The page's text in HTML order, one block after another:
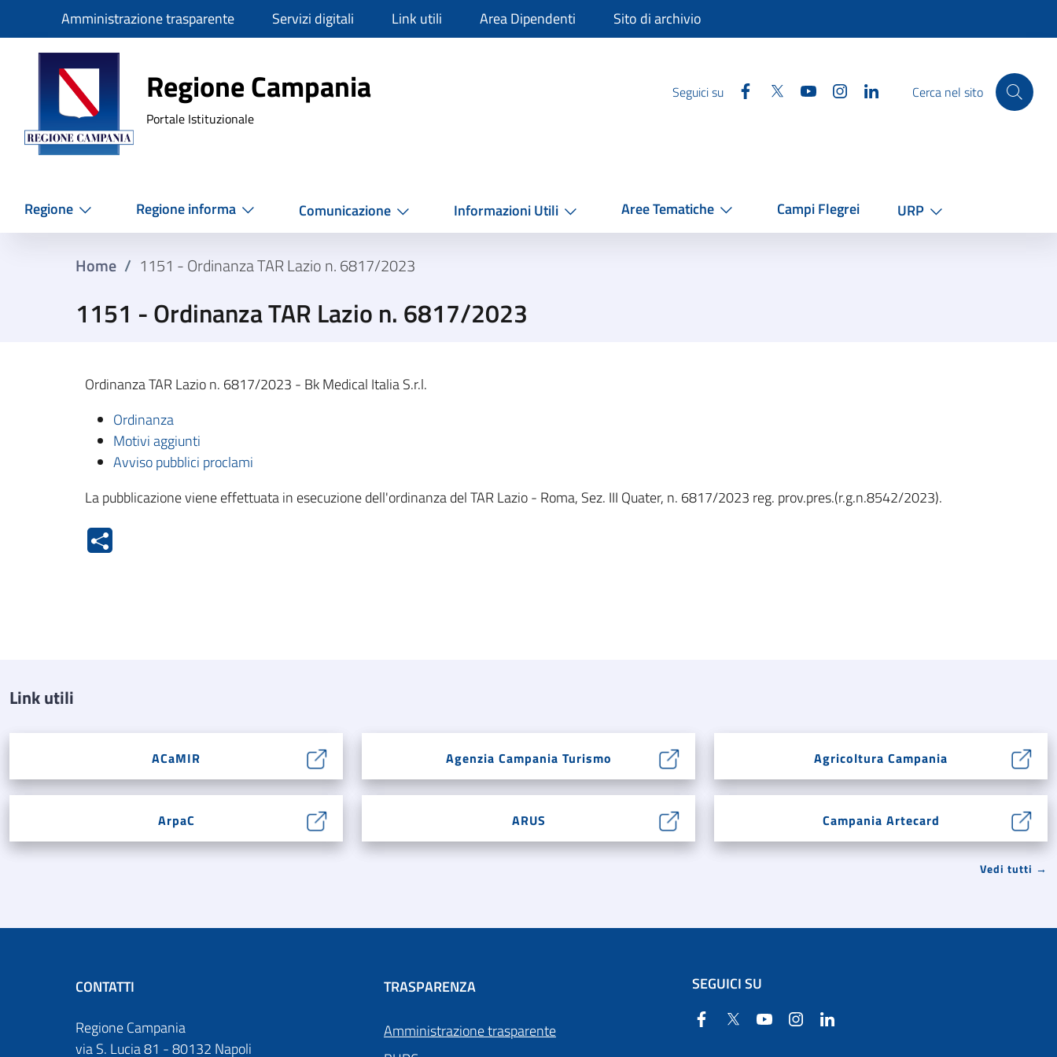
SlimAmministrazione trasparente Servizi digitali Link utili Area Dipendenti Sito di archivio
Regione Campania
Regione Campania
Portale Istituzionale
Seguici su Facebook
Twitter YouTube InstagramLinkedinCerca nel sito
Regione Regione informa Comunicazione Informazioni Utili Aree Tematiche Campi Flegrei URP
Home / 1151 - Ordinanza TAR Lazio n. 6817/2023
1151 - Ordinanza TAR Lazio n. 6817/2023
Ordinanza TAR Lazio n. 6817/2023 - Bk Medical Italia S.r.l.
Ordinanza
Motivi aggiunti
Avviso pubblici proclami
La pubblicazione viene effettuata in esecuzione dell'ordinanza del TAR Lazio - Roma, Sez. III Quater, n. 6817/2023 reg. prov.pres.(r.g.n.8542/2023).
Link utili
ACaMIR Agenzia Campania Turismo Agricoltura Campania
ArpaC ARUS Campania Artecard
Vedi tutti →
CONTATTI
Regione Campania
via S. Lucia 81 - 80132 Napoli
TRASPARENZA
Amministrazione trasparente
SEGUICI SU
Facebook
Twitter YouTube Instagram